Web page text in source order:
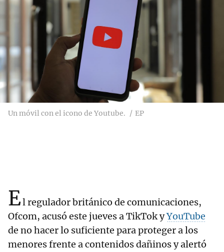
Un móvil con el icono de Youtube. EP
El regulador británico de comunicaciones,
Ofcom, acusó este jueves a TikTok yYouTube
de no hacer lo suficiente para proteger a los
menores frente a contenidos dañinos y alertó